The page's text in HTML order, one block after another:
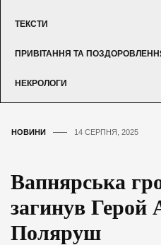
ТЕКСТИ
ПРИВІТАННЯ ТА
НЕКРОЛОГИ
НОВИНИ 14 СЕРПНЯ, 2025
Вапнярська
загинув Герой
Поляруш